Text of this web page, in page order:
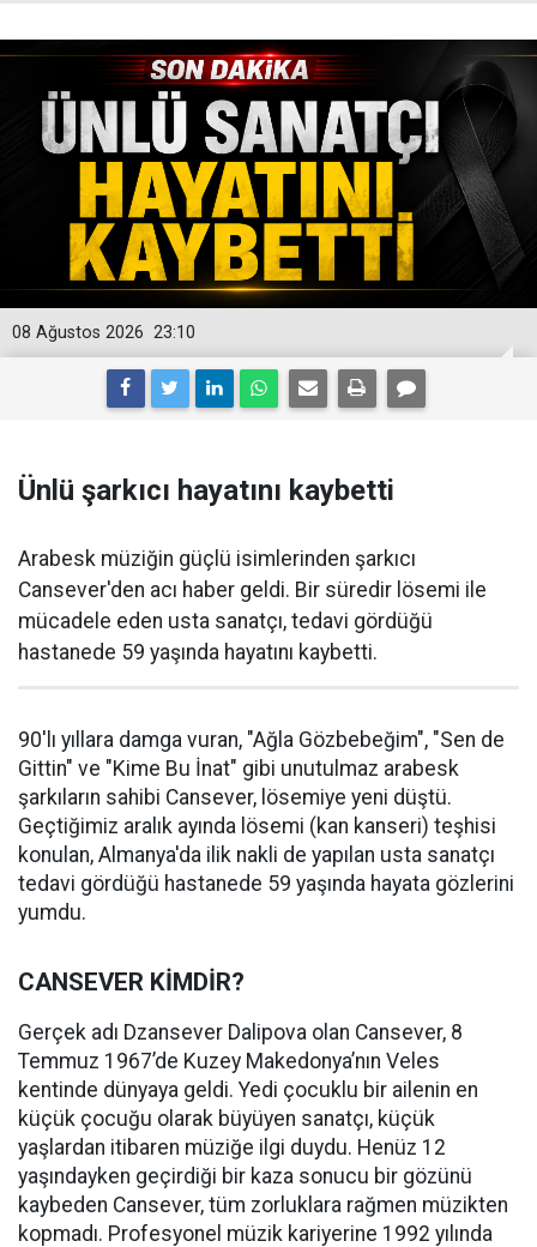
23:10
08 Ağustos 2026
Ünlü şarkıcı hayatını kaybetti
Arabesk müziğin güçlü isimlerinden şarkıcı
Cansever'den acı haber geldi. Bir süredir lösemi ile
mücadele eden usta sanatçı, tedavi gördüğü
hastanede 59 yaşında hayatını kaybetti.
90'lı yıllara damga vuran, "Ağla Gözbebeğim", "Sen de
Gittin" ve "Kime Bu İnat" gibi unutulmaz arabesk
şarkıların sahibi Cansever, lösemiye yeni düştü.
Geçtiğimiz aralık ayında lösemi (kan kanseri) teşhisi
konulan, Almanya'da ilik nakli de yapılan usta sanatçı
tedavi gördüğü hastanede 59 yaşında hayata gözlerini
yumdu.
CANSEVER KİMDİR?
Gerçek adı Dzansever Dalipova olan Cansever, 8
Temmuz 1967’de Kuzey Makedonya’nın Veles
kentinde dünyaya geldi. Yedi çocuklu bir ailenin en
küçük çocuğu olarak büyüyen sanatçı, küçük
yaşlardan itibaren müziğe ilgi duydu. Henüz 12
yaşındayken geçirdiği bir kaza sonucu bir gözünü
kaybeden Cansever, tüm zorluklara rağmen müzikten
kopmadı. Profesyonel müzik kariyerine 1992 yılında